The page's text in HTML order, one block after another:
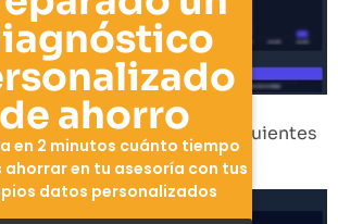
ver un resumen de las
curso agrupado en los siguientes
de ahorro
en 2 minutos cuánto tiempo
ahorrar en tu asesoría con tus
datos personalizados